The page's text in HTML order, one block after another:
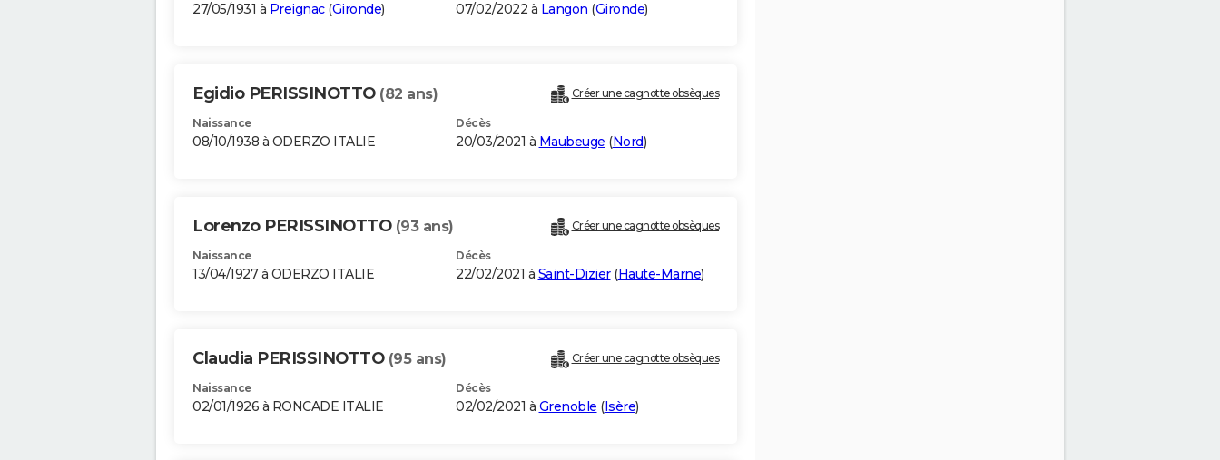
27/05/1931 à Preignac(Gironde) 07/02/2022 à Langon (Gironde)
Egidio PERISSINOTTO (82 ans) Créer une cagnotte obsèques
Naissance
08/10/1938 à ODERZO ITALIE
Décès
20/03/2021 à Maubeuge (Nord)
Lorenzo PERISSINOTTO (93 ans) Créer une cagnotte obsèques
Naissance
13/04/1927 à ODERZO ITALIE
Décès
22/02/2021 à Saint-Dizier(Haute-Marne)
Claudia PERISSINOTTO (95 ans) Créer une cagnotte obsèques
Naissance
02/01/1926 à RONCADE ITALIE
Décès
02/02/2021 à Grenoble (Isère)